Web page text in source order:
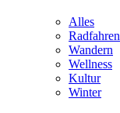
Alles
Radfahren
Wandern
Wellness
Kultur
Winter